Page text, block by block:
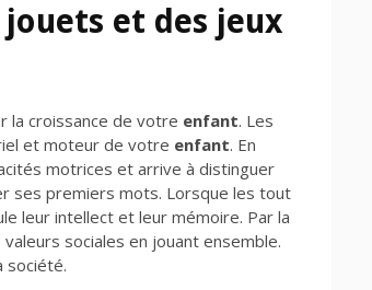
jouets et des jeux
la croissance de votre enfant. Les
et moteur de votre enfant. En
motrices et arrive à distinguer
ses premiers mots. Lorsque les tout
leur intellect et leur mémoire. Par la
sociales en jouant ensemble.
société.